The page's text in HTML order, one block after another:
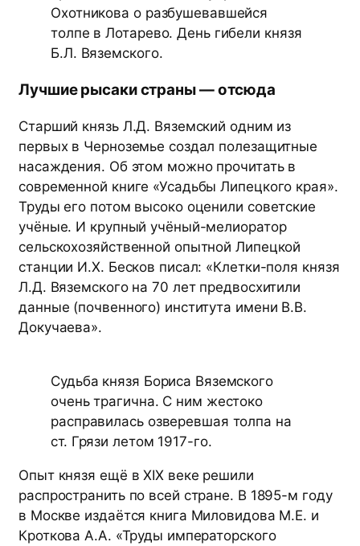
Охотникова о разбушевавшейся
толпе в Лотарево. День гибели князя
Б.Л. Вяземского.
Лучшие рысаки страны — отсюда
Старший князь Л.Д. Вяземский одним из
первых в Черноземье создал полезащитные
насаждения. Об этом можно прочитать в
современной книге «Усадьбы Липецкого края».
Труды его потом высоко оценили советские
учёные. И крупный учёный-мелиоратор
сельскохозяйственной опытной Липецкой
станции И.Х. Бесков писал: «Клетки-поля князя
Л.Д. Вяземского на 70 лет предвосхитили
данные (почвенного) института имени В.В.
Докучаева».
Судьба князя Бориса Вяземского
очень трагична. С ним жестоко
расправилась озверевшая толпа на
ст. Грязи летом 1917-го.
Опыт князя ещё в XIX веке решили
распространить по всей стране. В 1895-м году
в Москве издаётся книга Миловидова М.Е. и
Кроткова А.А. «Труды императорского